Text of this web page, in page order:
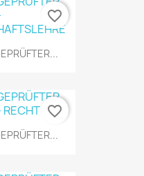
favorite_border
favorite_border